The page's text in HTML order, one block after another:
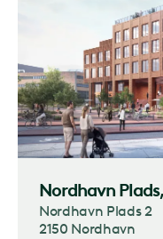
Nordhavn Plads
Nordhavn Plads 2
2150 Nordhavn